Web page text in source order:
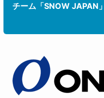
チーム「SNOW JAPAN